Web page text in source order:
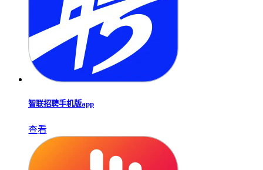
智联招聘手机版app
查看